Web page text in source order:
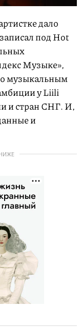
дало
под Hot
Музыке»,
музыкальным
у Liili
и стран СНГ. И,
и